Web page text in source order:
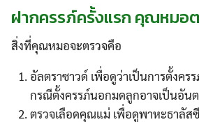
ฝากครรภ์ครั้งแรก คุณหมอต
สิ่งที่คุณหมอจะตรวจคือ
อัลตราซาวด์ เพื่อดูว่าเป็นการตั้งคร
กรณีตั้งครรภ์นอกมดลูกอาจเป็นอัน
ตรวจเลือดคุณแม่ เพื่อดูพาหะธาลัส